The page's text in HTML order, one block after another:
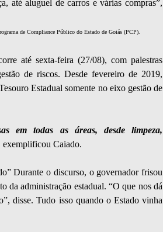
até aluguel de carros e várias compras”,
de Compliance Público do Estado de Goiás (PCP).
até sexta-feira (27/08), com palestras
de riscos. Desde fevereiro de 2019,
Estadual somente no eixo gestão de
em todas as áreas, desde limpeza,
exemplificou Caiado.
Durante o discurso, o governador frisou
da administração estadual. “O que nos dá
disse. Tudo isso quando o Estado vinha